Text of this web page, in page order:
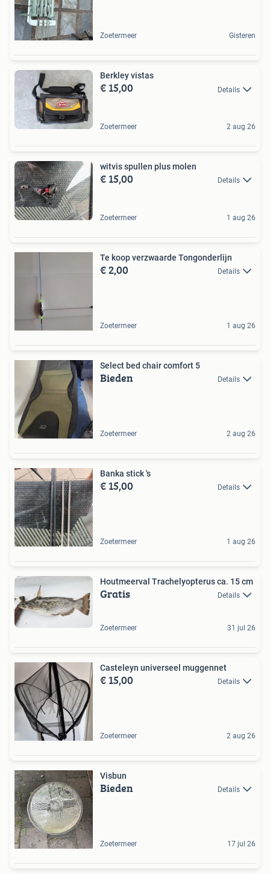
Zoetermeer Gisteren
Berkley vistas
€ 15,00 Details
Zoetermeer 2 aug 26
witvis spullen plus molen
€ 15,00 Details
Zoetermeer 1 aug 26
Te koop verzwaarde Tongonderlijn
€ 2,00 Details
Zoetermeer 1 aug 26
Select bed chair comfort 5
Bieden Details
Zoetermeer 2 aug 26
Banka stick 's
€ 15,00 Details
Zoetermeer 1 aug 26
Houtmeerval Trachelyopterus ca. 15 cm
Gratis Details
Zoetermeer 31 jul 26
Casteleyn universeel muggennet
€ 15,00 Details
Zoetermeer 2 aug 26
Visbun
Bieden Details
Zoetermeer 17 jul 26